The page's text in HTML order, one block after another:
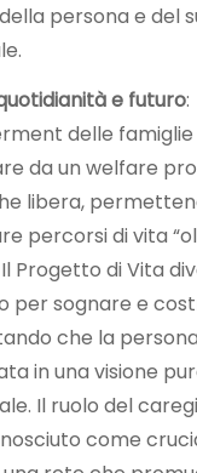
persona e del
e futuro:
delle
da un welfare
libera,
percorsi di vita
Il Progetto di Vita
per sognare e
che la
in una visione
Il ruolo del
come